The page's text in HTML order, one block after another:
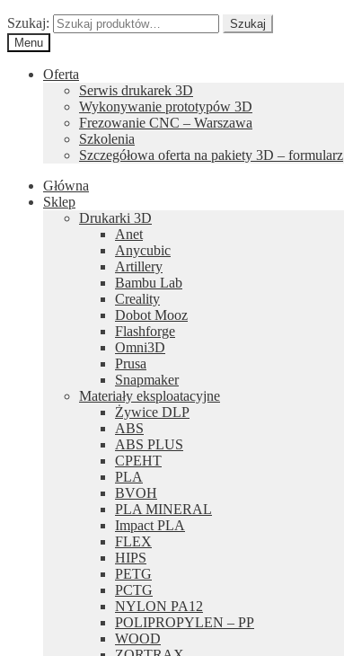
Szukaj:
Szukaj
Menu
Oferta
Serwis drukarek 3D
Wykonywanie prototypów 3D
Frezowanie CNC – Warszawa
Szkolenia
Szczegółowa oferta na pakiety 3D – formularz
Główna
Sklep
Drukarki 3D
Anet
Anycubic
Artillery
Bambu Lab
Creality
Dobot Mooz
Flashforge
Omni3D
Prusa
Snapmaker
Materiały eksploatacyjne
Żywice DLP
ABS
ABS PLUS
CPEHT
PLA
BVOH
PLA MINERAL
Impact PLA
FLEX
HIPS
PETG
PCTG
NYLON PA12
POLIPROPYLEN – PP
WOOD